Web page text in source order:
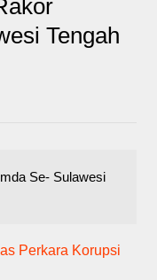
Tengah
Se- Sulawesi
Perkara Korupsi